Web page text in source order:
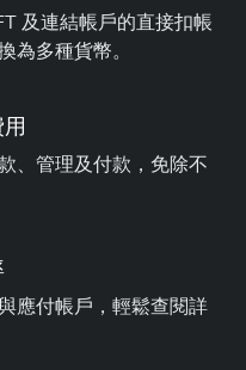
及連結帳戶的直接扣帳
為多種貨幣。
、管理及付款，免除不
應付帳戶，輕鬆查閱詳